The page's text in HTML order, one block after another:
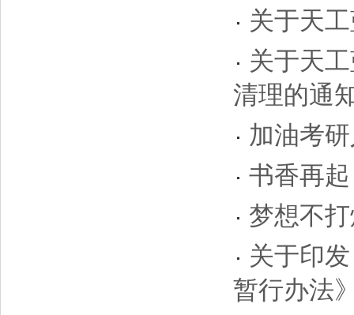
关于天
关于天
清理的通
加油考
书香再
梦想不
关于印
暂行办法